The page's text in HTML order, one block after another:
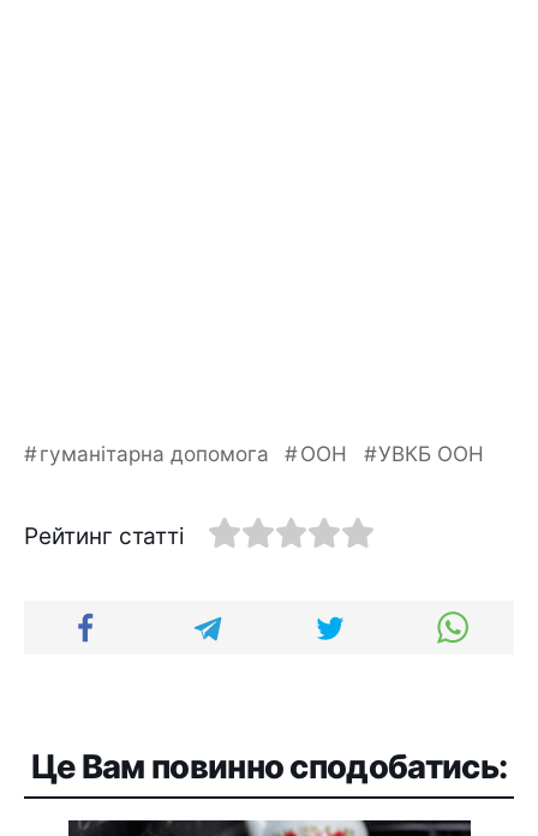
гуманітарна допомога ООН УВКБ ООН
Рейтинг статті
Це Вам повинно сподобатись: